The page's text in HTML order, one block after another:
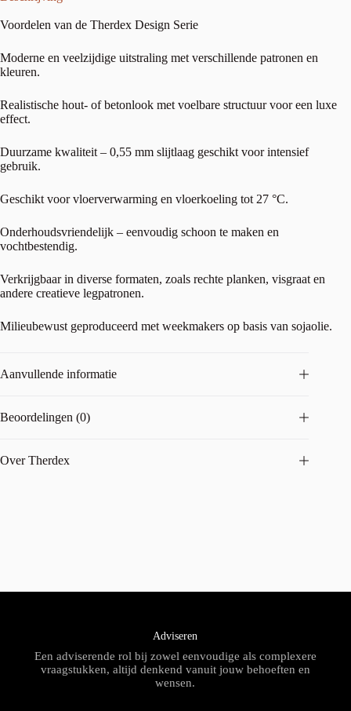
Voordelen van de Therdex Design Serie
Moderne en veelzijdige uitstraling met verschillende patronen en
kleuren.
Realistische hout- of betonlook met voelbare structuur voor een luxe
effect.
Duurzame kwaliteit – 0,55 mm slijtlaag geschikt voor intensief
gebruik.
Geschikt voor vloerverwarming en vloerkoeling tot 27 °C.
Onderhoudsvriendelijk – eenvoudig schoon te maken en
vochtbestendig.
Verkrijgbaar in diverse formaten, zoals rechte planken, visgraat en
andere creatieve legpatronen.
Milieubewust geproduceerd met weekmakers op basis van sojaolie.
Aanvullende informatie
Beoordelingen (0)
Over Therdex
Adviseren
Een adviserende rol bij zowel eenvoudige als complexere
vraagstukken, altijd denkend vanuit jouw behoeften en
wensen.